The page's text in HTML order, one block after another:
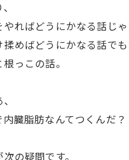
やればどうにかなる話じゃ
揉めばどうにかなる話でも
根っこの話。
内臓脂肪なんてつくんだ？
の疑問です。